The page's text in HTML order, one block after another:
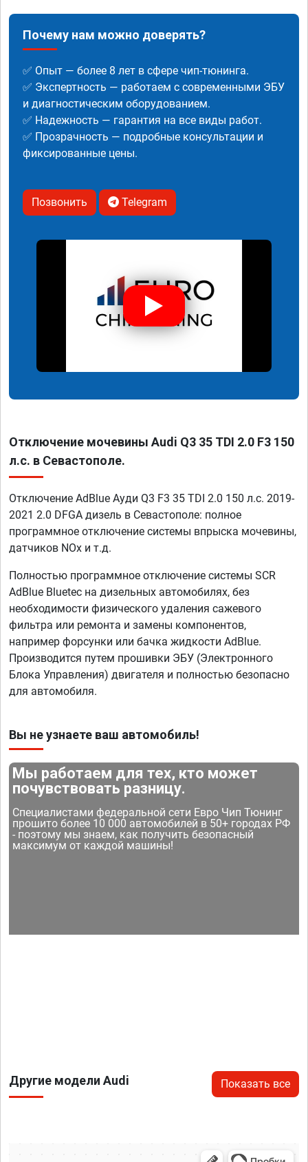
Почему нам можно доверять?
✅ Опыт — более 8 лет в сфере чип-тюнинга.
✅ Экспертность — работаем с современными ЭБУ
и диагностическим оборудованием.
✅ Надежность — гарантия на все виды работ.
✅ Прозрачность — подробные консультации и
фиксированные цены.
Позвонить Telegram
Отключение мочевины Audi Q3 35 TDI 2.0 F3 150
л.с. в Севастополе.
Отключение AdBlue Ауди Q3 F3 35 TDI 2.0 150 л.с. 2019-
2021 2.0 DFGA дизель в Севастополе: полное
программное отключение системы впрыска мочевины,
датчиков NOx и т.д.
Полностью программное отключение системы SCR
AdBlue Bluetec на дизельных автомобилях, без
необходимости физического удаления сажевого
фильтра или ремонта и замены компонентов,
например форсунки или бачка жидкости AdBlue.
Производится путем прошивки ЭБУ (Электронного
Блока Управления) двигателя и полностью безопасно
для автомобиля.
Вы не узнаете ваш автомобиль!
Мы работаем для тех, кто может
почувствовать разницу.
Специалистами федеральной сети Евро Чип Тюнинг
прошито более 10 000 автомобилей в 50+ городах РФ
- поэтому мы знаем, как получить безопасный
максимум от каждой машины!
Другие модели Audi Показать все